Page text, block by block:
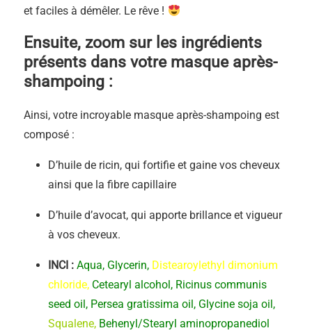
et faciles à démêler. Le rêve !
Ensuite, zoom sur les ingrédients
présents dans votre masque après-
shampoing :
Ainsi, votre incroyable masque après-shampoing est
composé :
D’huile de ricin, qui fortifie et gaine vos cheveux
ainsi que la fibre capillaire
D’huile d’avocat, qui apporte brillance et vigueur
à vos cheveux.
INCI :Aqua, Glycerin, Distearoylethyl dimonium
chloride, Cetearyl alcohol, Ricinus communis
seed oil, Persea gratissima oil, Glycine soja oil,
Squalene, Behenyl/Stearyl aminopropanediol